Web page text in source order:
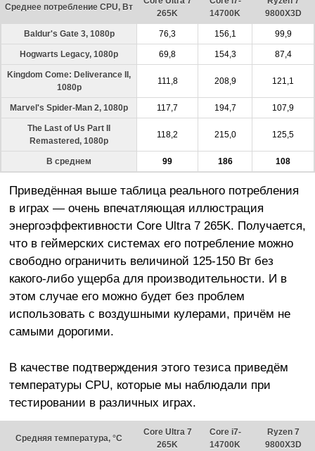
Среднее потребление CPU, Вт
265K
14700K
9800X3D
Baldur's Gate 3, 1080p 76,3 156,1 99,9
Hogwarts Legacy, 1080p 69,8 154,3 87,4
Kingdom Come: Deliverance II,
1080p
111,8 208,9 121,1
Marvel's Spider-Man 2, 1080p 117,7 194,7 107,9
The Last of Us Part II
Remastered, 1080p
118,2 215,0 125,5
В среднем 99 186 108
Приведённая выше таблица реального потребления
в играх — очень впечатляющая иллюстрация
энергоэффективности Core Ultra 7 265K. Получается,
что в геймерских системах его потребление можно
свободно ограничить величиной 125-150 Вт без
какого-либо ущерба для производительности. И в
этом случае его можно будет без проблем
использовать с воздушными кулерами, причём не
самыми дорогими.
В качестве подтверждения этого тезиса приведём
температуры CPU, которые мы наблюдали при
тестировании в различных играх.
Средняя температура, °C
Core Ultra 7
265K
Core i7-
14700K
Ryzen 7
9800X3D